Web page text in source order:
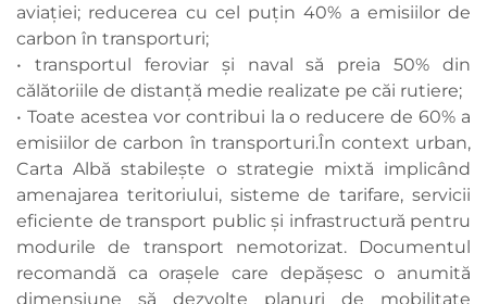
aviaţiei; reducerea cu cel puţin 40% a emisiilor de
carbon în transporturi;
• transportul feroviar şi naval să preia 50% din
călătoriile de distanţă medie realizate pe căi rutiere;
• Toate acestea vor contribui la o reducere de 60% a
emisiilor de carbon în transporturi.În context urban,
Carta Albă stabileşte o strategie mixtă implicând
amenajarea teritoriului, sisteme de tarifare, servicii
eficiente de transport public şi infrastructură pentru
modurile de transport nemotorizat. Documentul
recomandă ca oraşele care depăşesc o anumită
dimensiune să dezvolte planuri de mobilitate